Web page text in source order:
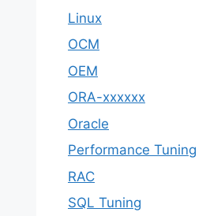
Linux
OCM
OEM
ORA-xxxxxx
Oracle
Performance Tuning
RAC
SQL Tuning